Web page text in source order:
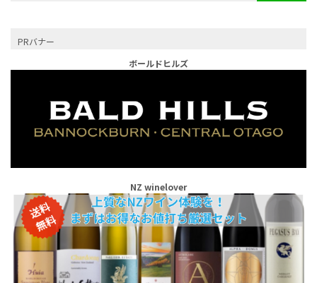
PRバナー
ボールドヒルズ
NZ winelover